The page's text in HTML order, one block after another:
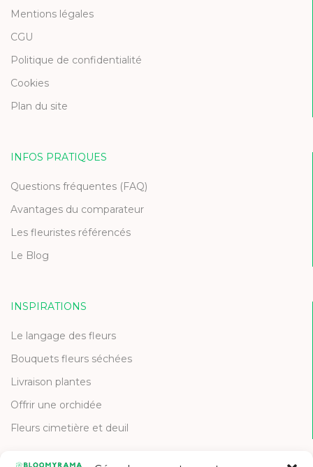
Mentions légales
CGU
Politique de confidentialité
Cookies
Plan du site
INFOS PRATIQUES
Questions fréquentes (FAQ)
Avantages du comparateur
Les fleuristes référencés
Le Blog
INSPIRATIONS
Le langage des fleurs
Bouquets fleurs séchées
Livraison plantes
Offrir une orchidée
Fleurs cimetière et deuil